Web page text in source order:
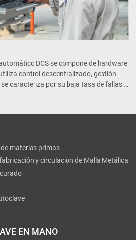
DCS se compone de hardware
control descentralizado, gestión
caracteriza por su baja tasa de fallas y
materias primas
y circulación de Malla Metálica
EN MANO